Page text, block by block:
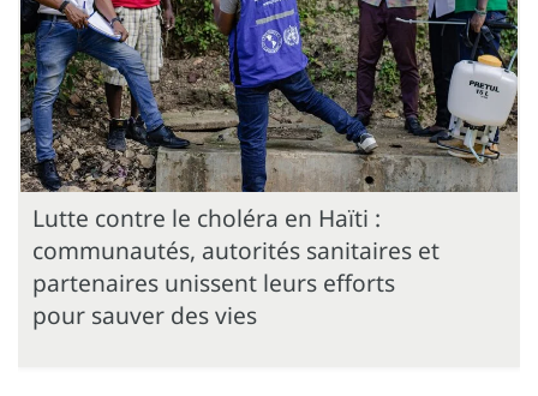
Lutte contre le choléra en Haïti :
communautés, autorités sanitaires et
partenaires unissent leurs efforts
pour sauver des vies